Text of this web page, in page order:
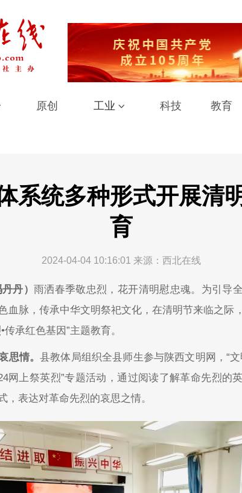
原创 工业 科技 教育
系统多种形式开展清
育
2024-04-04 10:16:01 来源：西北在线
丹）雨洒春季敬忠烈，花开清明慰忠魂。为引导
血脉，传承中华文明祭祀文化，在清明节来临之际
承红色基因”主题教育。
思情。 县教体局组织全县师生参与陕西文明网，“
网上祭英烈”专题活动，通过阅读了解革命先烈的
，表达对革命先烈的哀思之情。